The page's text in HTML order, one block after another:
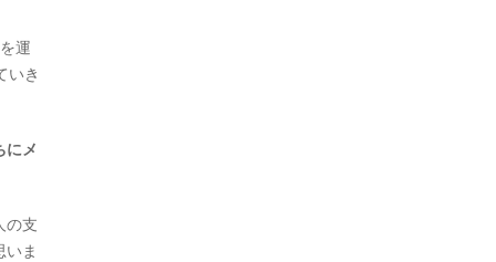
運
いき
メ
の支
ま